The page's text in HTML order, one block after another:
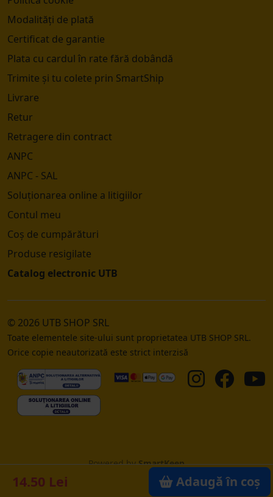
Modalități de plată
Certificat de garantie
Plata cu cardul în rate fără dobândă
Trimite și tu colete prin SmartShip
Livrare
Retur
Retragere din contract
ANPC
ANPC - SAL
Soluționarea online a litigiilor
Contul meu
Coș de cumpărături
Produse resigilate
Catalog electronic UTB
© 2026 UTB SHOP SRL
Toate elementele site-ului sunt proprietatea UTB SHOP SRL.
Orice copie neautorizată este strict interzisă
Powered bySmartKeep
14.50 Lei Adaugă în coș